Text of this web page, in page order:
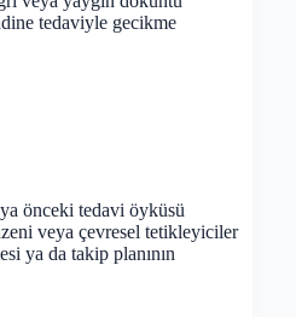
tedaviyle gecikme
önceki tedavi öyküsü
veya çevresel tetikleyiciler
ya da takip planının